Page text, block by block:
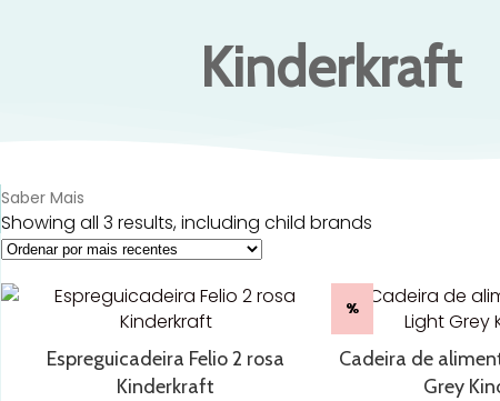
Kinderkraft
Saber Mais
Showing all 3 results, including child brands
Espreguicadeira Felio 2 rosa
Kinderkraft
%
Cadeira de
Grey